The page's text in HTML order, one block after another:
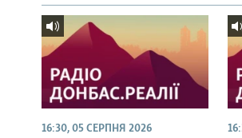
16:30, 05 СЕРПНЯ 2026